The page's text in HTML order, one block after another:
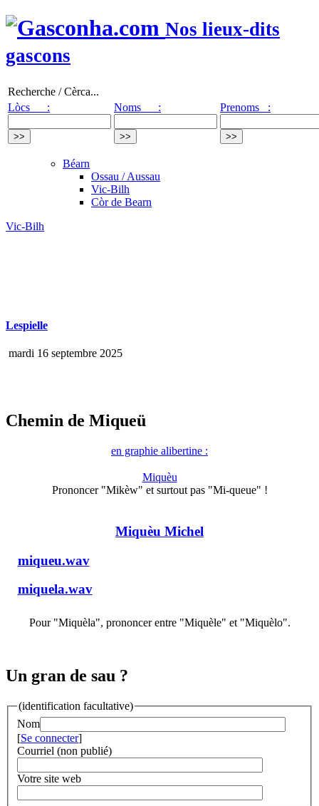
Nos lieux-dits
gascons
Recherche / Cèrca...
Lòcs :
Noms : Prenoms :
Béarn
Ossau / Aussau
Vic-Bilh
Còr de Bearn
Vic-Bilh
Lespielle
mardi 16 septembre 2025
Chemin de Miqueü
en graphie alibertine :
Miquèu
Prononcer "Mikèw" et surtout pas "Mi-queue" !
Miquèu Michel
miqueu.wav
miquela.wav
Pour "Miquèla", prononcer entre "Miquèle" et "Miquèlo".
Un gran de sau ?
(identification facultative)
Nom
[Se connecter]
Courriel (non publié)
Votre site web